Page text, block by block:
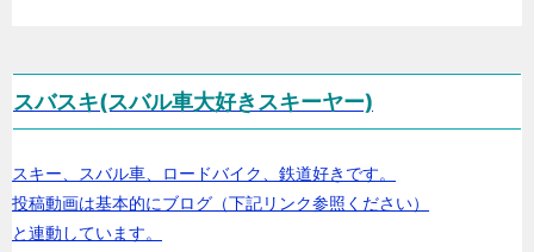
スバスキ(スバル車大好きスキーヤー)
スキー、スバル車、ロードバイク、鉄道好きです。
投稿動画は基本的にブログ（下記リンク参照ください）
と連動しています。